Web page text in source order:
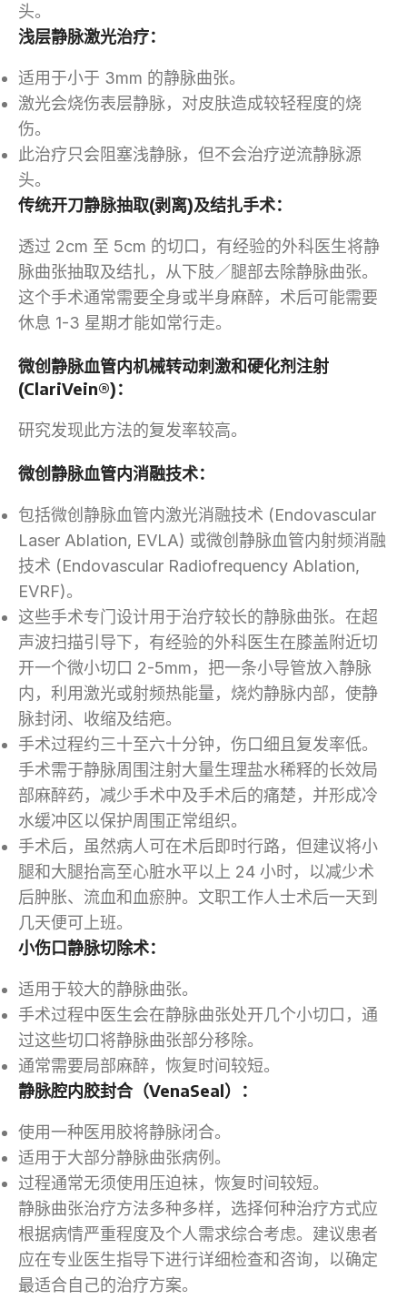
头。
浅层静脉激光治疗：
适用于小于 3mm 的静脉曲张。
激光会烧伤表层静脉，对皮肤造成较轻程度的烧
伤。
此治疗只会阻塞浅静脉，但不会治疗逆流静脉源
头。
传统开刀静脉抽取(剥离)及结扎手术：
透过 2cm 至 5cm 的切口，有经验的外科医生将静
脉曲张抽取及结扎，从下肢／腿部去除静脉曲张。
这个手术通常需要全身或半身麻醉，术后可能需要
休息 1-3 星期才能如常行走。
微创静脉血管内机械转动刺激和硬化剂注射
(ClariVein®)：
研究发现此方法的复发率较高。
微创静脉血管内消融技术：
包括微创静脉血管内激光消融技术 (Endovascular
Laser Ablation, EVLA) 或微创静脉血管内射频消融
技术 (Endovascular Radiofrequency Ablation,
EVRF)。
这些手术专门设计用于治疗较长的静脉曲张。在超
声波扫描引导下，有经验的外科医生在膝盖附近切
开一个微小切口 2-5mm，把一条小导管放入静脉
内，利用激光或射频热能量，烧灼静脉内部，使静
脉封闭、收缩及结疤。
手术过程约三十至六十分钟，伤口细且复发率低。
手术需于静脉周围注射大量生理盐水稀释的长效局
部麻醉药，减少手术中及手术后的痛楚，并形成冷
水缓冲区以保护周围正常组织。
手术后，虽然病人可在术后即时行路，但建议将小
腿和大腿抬高至心脏水平以上 24 小时，以减少术
后肿胀、流血和血瘀肿。文职工作人士术后一天到
几天便可上班。
小伤口静脉切除术：
适用于较大的静脉曲张。
手术过程中医生会在静脉曲张处开几个小切口，通
过这些切口将静脉曲张部分移除。
通常需要局部麻醉，恢复时间较短。
静脉腔内胶封合（VenaSeal）：
使用一种医用胶将静脉闭合。
适用于大部分静脉曲张病例。
过程通常无须使用压迫袜，恢复时间较短。
静脉曲张治疗方法多种多样，选择何种治疗方式应
根据病情严重程度及个人需求综合考虑。建议患者
应在专业医生指导下进行详细检查和咨询，以确定
最适合自己的治疗方案。